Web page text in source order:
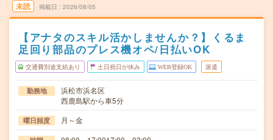
未読 掲載日 2026/08/05
【アナタのスキル活かしませんか？】くるま
足回り部品のプレス機オペ/日払いOK
交通費別途支給あり 土日祝日が休み WEB登録OK 派遣
勤務地
浜松市浜名区
西鹿島駅から車5分
曜日頻度 月～金